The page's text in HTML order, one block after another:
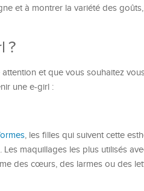
et à montrer la variété des
?
et que vous souhaitez
une e-girl :
, les filles qui suivent cette
maquillages les plus utilisés
des cœurs, des larmes ou des